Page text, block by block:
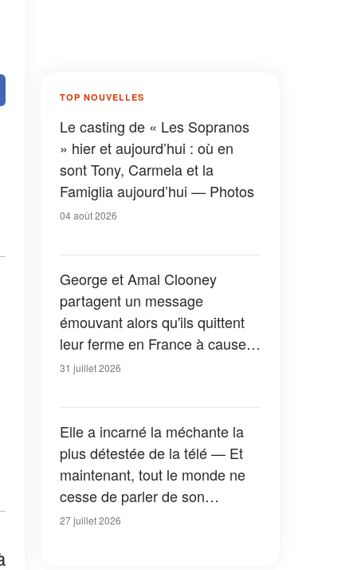
TOP NOUVELLES
Le casting de « Les Sopranos
» hier et aujourd’hui : où en
sont Tony, Carmela et la
Famiglia aujourd’hui — Photos
04 août 2026
George et Amal Clooney
partagent un message
émouvant alors qu'ils quittent
leur ferme en France à cause
des feux de forêt — Tous les
31 juillet 2026
Elle a incarné la méchante la
plus détestée de la télé — Et
maintenant, tout le monde ne
cesse de parler de son
apparition dans la nouvelle
27 juillet 2026